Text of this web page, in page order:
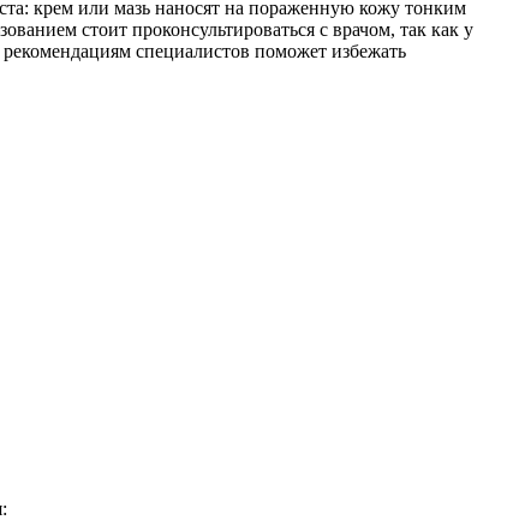
крем или мазь наносят на пораженную кожу тонким
стоит проконсультироваться с врачом, так как у
специалистов поможет избежать